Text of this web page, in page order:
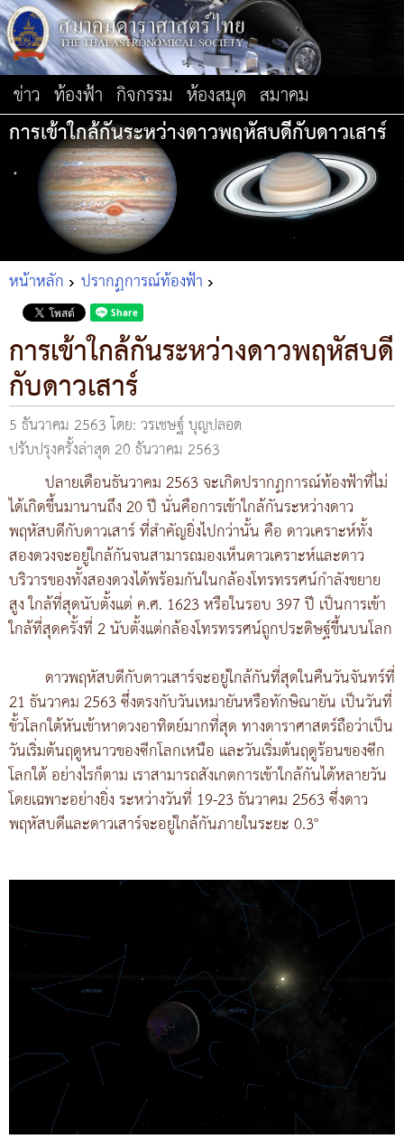
ข่าว ท้องฟ้า กิจกรรม ห้องสมุด สมาคม
การเข้าใกล้กันระหว่างดาวพฤหัสบดีกับดาวเสาร์
หน้าหลัก ปรากฏการณ์ท้องฟ้า
การเข้าใกล้กันระหว่างดาวพฤหัสบดี
กับดาวเสาร์
5 ธันวาคม 2563โดย: วรเชษฐ์ บุญปลอด
ปรับปรุงครั้งล่าสุด 20 ธันวาคม 2563
ปลายเดือนธันวาคม 2563 จะเกิดปรากฏการณ์ท้องฟ้าที่ไม่
ได้เกิดขึ้นมานานถึง 20 ปี นั่นคือการเข้าใกล้กันระหว่างดาว
พฤหัสบดีกับดาวเสาร์ ที่สำคัญยิ่งไปกว่านั้น คือ ดาวเคราะห์ทั้ง
สองดวงจะอยู่ใกล้กันจนสามารถมองเห็นดาวเคราะห์และดาว
บริวารของทั้งสองดวงได้พร้อมกันในกล้องโทรทรรศน์กำลังขยาย
สูง ใกล้ที่สุดนับตั้งแต่ ค.ศ. 1623 หรือในรอบ 397 ปี เป็นการเข้า
ใกล้ที่สุดครั้งที่ 2 นับตั้งแต่กล้องโทรทรรศน์ถูกประดิษฐ์ขึ้นบนโลก
ดาวพฤหัสบดีกับดาวเสาร์จะอยู่ใกล้กันที่สุดในคืนวันจันทร์ที่
21 ธันวาคม 2563 ซึ่งตรงกับวันเหมายันหรือทักษิณายัน เป็นวันที่
ขั้วโลกใต้หันเข้าหาดวงอาทิตย์มากที่สุด ทางดาราศาสตร์ถือว่าเป็น
วันเริ่มต้นฤดูหนาวของซีกโลกเหนือ และวันเริ่มต้นฤดูร้อนของซีก
โลกใต้ อย่างไรก็ตาม เราสามารถสังเกตการเข้าใกล้กันได้หลายวัน
โดยเฉพาะอย่างยิ่ง ระหว่างวันที่ 19-23 ธันวาคม 2563 ซึ่งดาว
พฤหัสบดีและดาวเสาร์จะอยู่ใกล้กันภายในระยะ 0.3°